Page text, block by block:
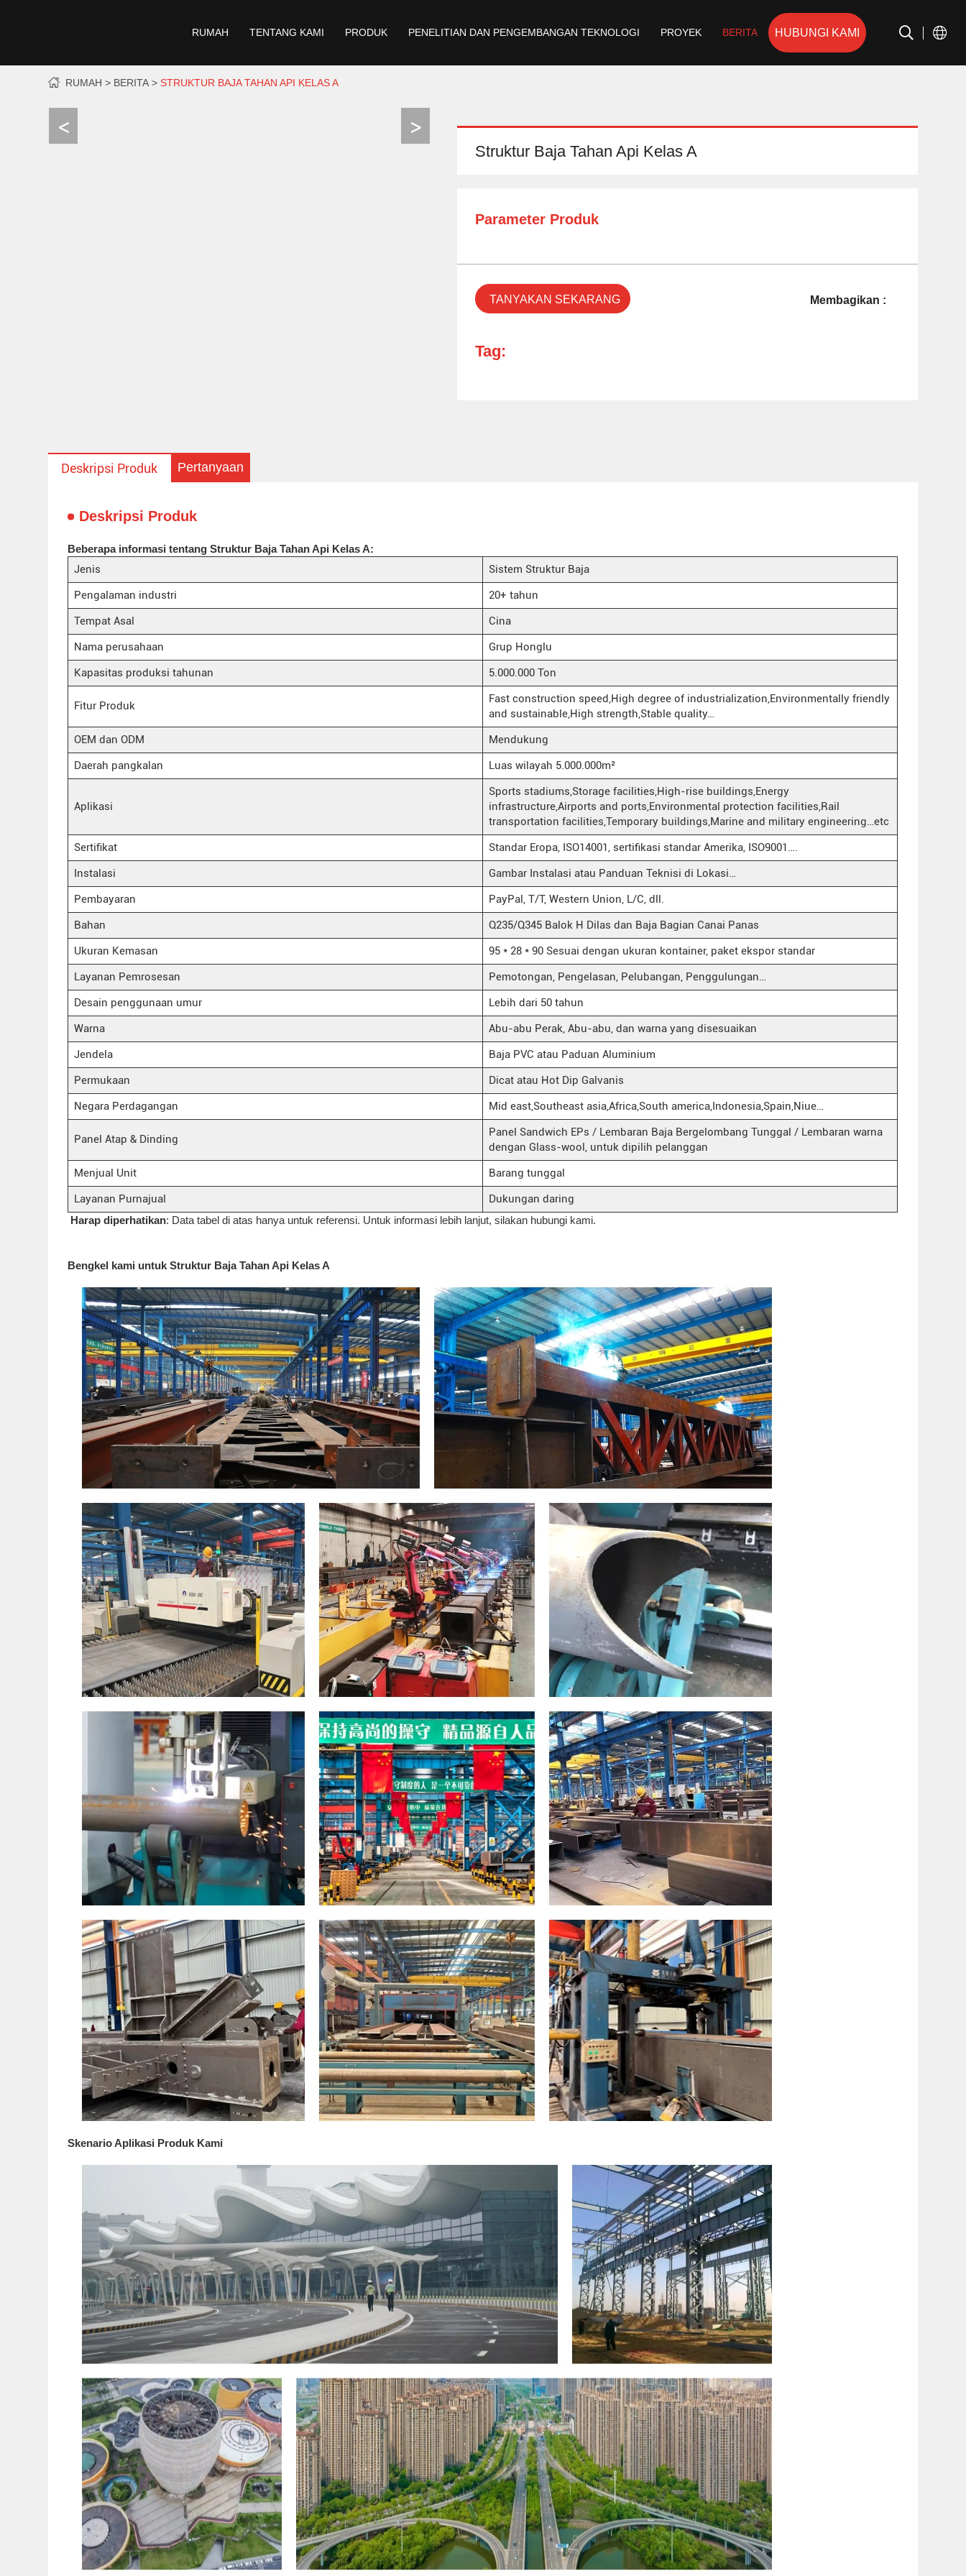
RUMAH TENTANG KAMI PRODUK PENELITIAN DAN PENGEMBANGAN TEKNOLOGI PROYEK BERITA HUBUNGI KAMI
RUMAH BERITA STRUKTUR BAJA TAHAN API KELAS A
Struktur Baja Tahan Api Kelas A
Parameter Produk
TANYAKAN SEKARANG Membagikan :
Tag:
Deskripsi Produk Pertanyaan
Deskripsi Produk
Beberapa informasi tentang Struktur Baja Tahan Api Kelas A:
Jenis
Sistem Struktur Baja
Pengalaman industri
20+ tahun
Tempat Asal
Cina
Nama perusahaan
Grup Honglu
Kapasitas produksi tahunan
5.000.000 Ton
Fitur Produk
Fast construction speed,High degree of industrialization,Environmentally friendly
and sustainable,High strength,Stable quality…
OEM dan ODM
Mendukung
Daerah pangkalan
Luas wilayah 5.000.000m²
Aplikasi
Sports stadiums,Storage facilities,High-rise buildings,Energy
infrastructure,Airports and ports,Environmental protection facilities,Rail
transportation facilities,Temporary buildings,Marine and military engineering…etc
Sertifikat
Standar Eropa, ISO14001, sertifikasi standar Amerika, ISO9001….
Instalasi
Gambar Instalasi atau Panduan Teknisi di Lokasi…
Pembayaran
PayPal, T/T, Western Union, L/C, dll.
Bahan
Q235/Q345 Balok H Dilas dan Baja Bagian Canai Panas
Ukuran Kemasan
95 * 28 * 90 Sesuai dengan ukuran kontainer, paket ekspor standar
Layanan Pemrosesan
Pemotongan, Pengelasan, Pelubangan, Penggulungan…
Desain penggunaan umur
Lebih dari 50 tahun
Warna
Abu-abu Perak, Abu-abu, dan warna yang disesuaikan
Jendela
Baja PVC atau Paduan Aluminium
Permukaan
Dicat atau Hot Dip Galvanis
Negara Perdagangan
Mid east,Southeast asia,Africa,South america,Indonesia,Spain,Niue…
Panel Atap & Dinding
Panel Sandwich EPs / Lembaran Baja Bergelombang Tunggal / Lembaran warna
dengan Glass-wool, untuk dipilih pelanggan
Menjual Unit
Barang tunggal
Layanan Purnajual
Dukungan daring
Harap diperhatikan: Data tabel di atas hanya untuk referensi. Untuk informasi lebih lanjut, silakan hubungi kami.
Bengkel kami untuk Struktur Baja Tahan Api Kelas A
Skenario Aplikasi Produk Kami